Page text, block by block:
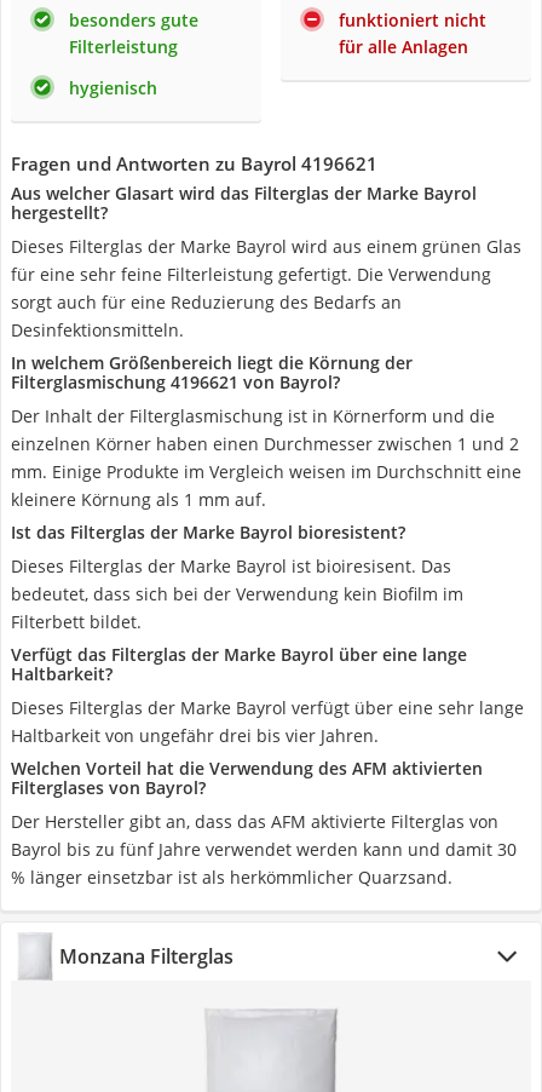
besonders gute
Filterleistung
hygienisch
funktioniert nicht
für alle Anlagen
Fragen und Antworten zu Bayrol 4196621
Aus welcher Glasart wird das Filterglas der Marke Bayrol
hergestellt?
Dieses Filterglas der Marke Bayrol wird aus einem grünen Glas
für eine sehr feine Filterleistung gefertigt. Die Verwendung
sorgt auch für eine Reduzierung des Bedarfs an
Desinfektionsmitteln.
In welchem Größenbereich liegt die Körnung der
Filterglasmischung 4196621 von Bayrol?
Der Inhalt der Filterglasmischung ist in Körnerform und die
einzelnen Körner haben einen Durchmesser zwischen 1 und 2
mm. Einige Produkte im Vergleich weisen im Durchschnitt eine
kleinere Körnung als 1 mm auf.
Ist das Filterglas der Marke Bayrol bioresistent?
Dieses Filterglas der Marke Bayrol ist bioiresisent. Das
bedeutet, dass sich bei der Verwendung kein Biofilm im
Filterbett bildet.
Verfügt das Filterglas der Marke Bayrol über eine lange
Haltbarkeit?
Dieses Filterglas der Marke Bayrol verfügt über eine sehr lange
Haltbarkeit von ungefähr drei bis vier Jahren.
Welchen Vorteil hat die Verwendung des AFM aktivierten
Filterglases von Bayrol?
Der Hersteller gibt an, dass das AFM aktivierte Filterglas von
Bayrol bis zu fünf Jahre verwendet werden kann und damit 30
% länger einsetzbar ist als herkömmlicher Quarzsand.
Monzana Filterglas